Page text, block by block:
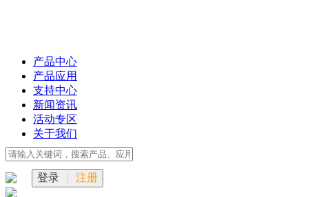
产品中心
产品应用
支持中心
新闻资讯
活动专区
关于我们
登录 注册